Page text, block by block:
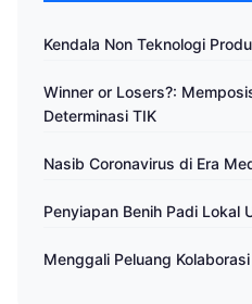
Kendala Non Teknologi
Winner or Losers?:
Determinasi TIK
Nasib Coronavirus di Era
Penyiapan Benih Padi Lokal
Menggali Peluang